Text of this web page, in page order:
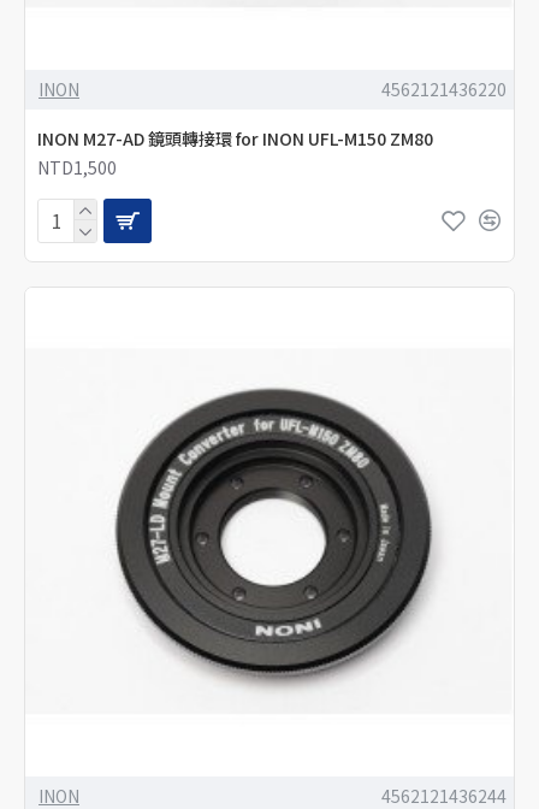
INON 4562121436220
INON M27-AD 鏡頭轉接環 for INON UFL-M150 ZM80
NTD1,500
INON 4562121436244